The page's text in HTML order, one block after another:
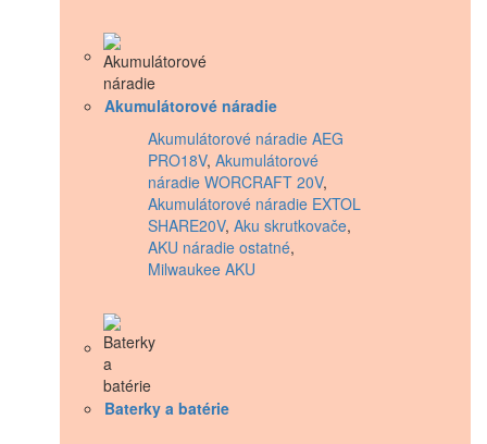
Akumulátorové náradie
Akumulátorové náradie AEG
PRO18V, Akumulátorové
náradie WORCRAFT 20V,
Akumulátorové náradie EXTOL
SHARE20V, Aku skrutkovače,
AKU náradie ostatné,
Milwaukee AKU
Baterky a batérie